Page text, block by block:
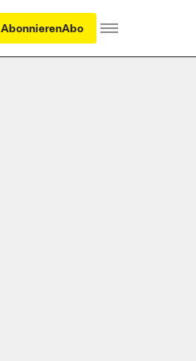
AbonnierenAbo